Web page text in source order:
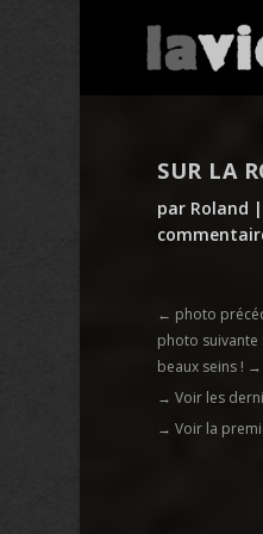
SUR LA
par Roland |
← photo
photo suivante
beaux seins ! →
→ Voir les
→ Voir la